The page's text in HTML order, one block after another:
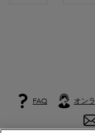
FAQ オン